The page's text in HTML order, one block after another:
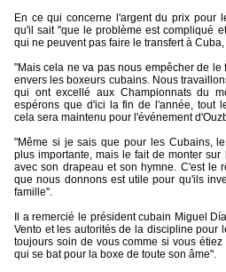
En ce qui concerne l'argent du prix pour
qu'il sait "que le problème est compliqué
qui ne peuvent pas faire le transfert à
"Mais cela ne va pas nous empêcher de
envers les boxeurs cubains. Nous
qui ont excellé aux Championnats du
espérons que d'ici la fin de l'année, tout
cela sera maintenu pour l'événement
"Même si je sais que pour les Cubains,
plus importante, mais le fait de monter
avec son drapeau et son hymne. C'est le
que nous donnons est utile pour qu'ils
famille".
Il a remercié le président cubain Miguel
Vento et les autorités de la discipline pour
toujours soin de vous comme si vous
qui se bat pour la boxe de toute son âme".